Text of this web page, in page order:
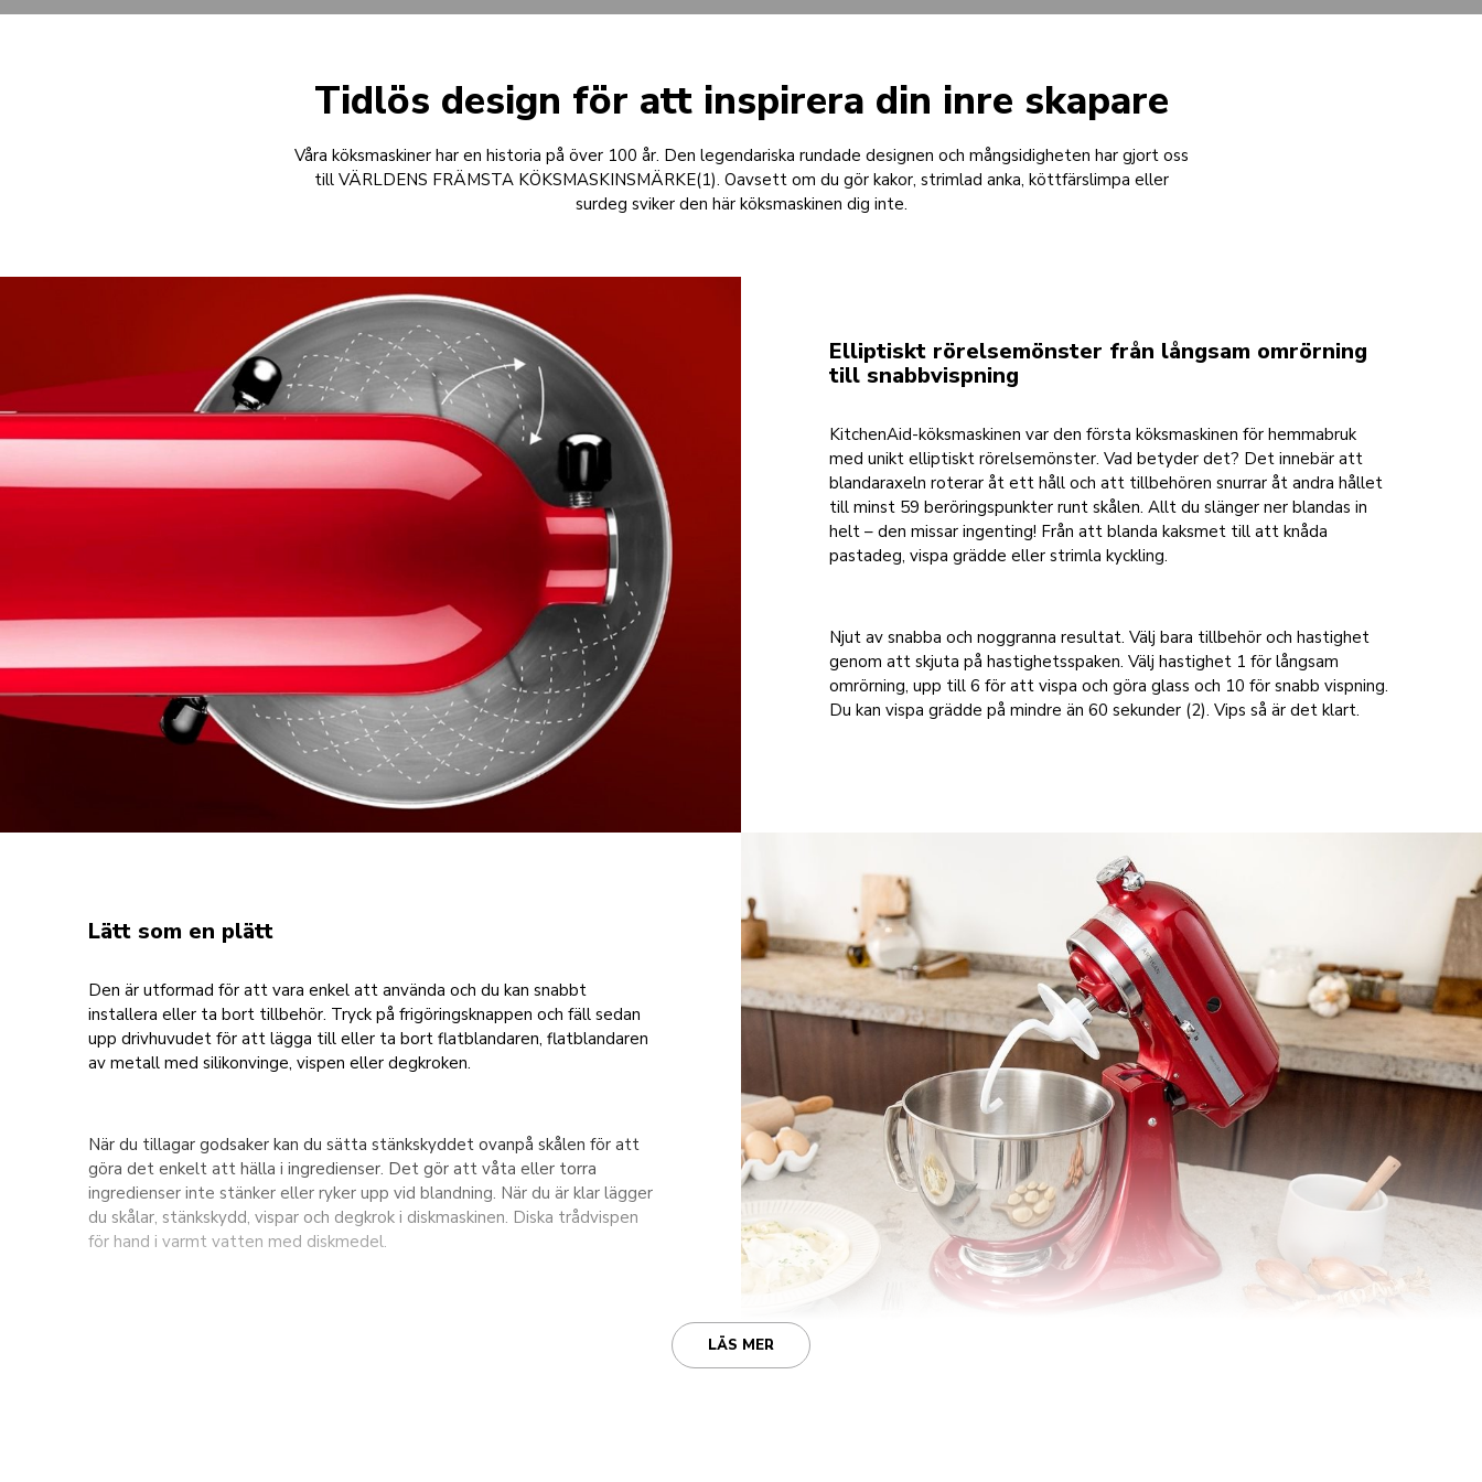
Tidlös design för att inspirera din inre skapare
Våra köksmaskiner har en historia på över 100 år. Den legendariska rundade designen och mångsidigheten har gjort oss
till VÄRLDENS FRÄMSTA KÖKSMASKINSMÄRKE(1). Oavsett om du gör kakor, strimlad anka, köttfärslimpa eller
surdeg sviker den här köksmaskinen dig inte.
Elliptiskt rörelsemönster från långsam omrörning
till snabbvispning
KitchenAid-köksmaskinen var den första köksmaskinen för hemmabruk
med unikt elliptiskt rörelsemönster. Vad betyder det? Det innebär att
blandaraxeln roterar åt ett håll och att tillbehören snurrar åt andra hållet
till minst 59 beröringspunkter runt skålen. Allt du slänger ner blandas in
helt – den missar ingenting! Från att blanda kaksmet till att knåda
pastadeg, vispa grädde eller strimla kyckling.
Njut av snabba och noggranna resultat. Välj bara tillbehör och hastighet
genom att skjuta på hastighetsspaken. Välj hastighet 1 för långsam
omrörning, upp till 6 för att vispa och göra glass och 10 för snabb vispning.
Du kan vispa grädde på mindre än 60 sekunder (2). Vips så är det klart.
Lätt som en plätt
Den är utformad för att vara enkel att använda och du kan snabbt
installera eller ta bort tillbehör. Tryck på frigöringsknappen och fäll sedan
upp drivhuvudet för att lägga till eller ta bort flatblandaren, flatblandaren
av metall med silikonvinge, vispen eller degkroken.
När du tillagar godsaker kan du sätta stänkskyddet ovanpå skålen för att
göra det enkelt att hälla i ingredienser. Det gör att våta eller torra
ingredienser inte stänker eller ryker upp vid blandning. När du är klar lägger
du skålar, stänkskydd, vispar och degkrok i diskmaskinen. Diska trådvispen
för hand i varmt vatten med diskmedel.
LÄS MER